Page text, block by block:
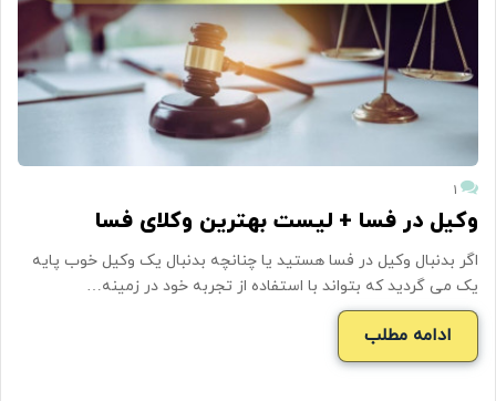
۱
وکیل در فسا + لیست بهترین وکلای فسا
اگر بدنبال وکیل در فسا هستید یا چنانچه بدنبال یک وکیل خوب پایه
یک می گردید که بتواند با استفاده از تجربه خود در زمینه…
ادامه مطلب